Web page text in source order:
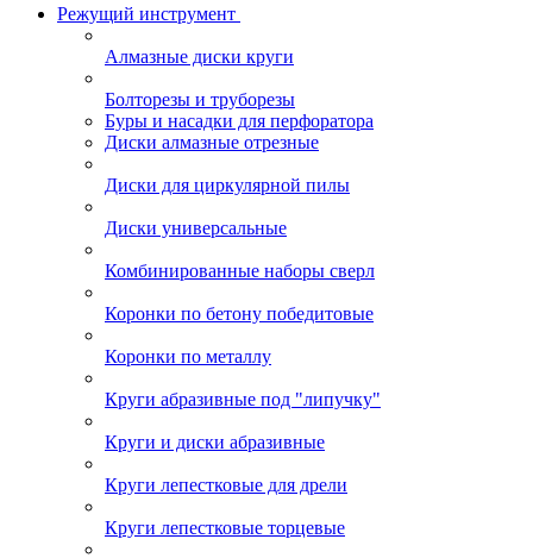
Режущий инструмент
Алмазные диски круги
Болторезы и труборезы
Буры и насадки для перфоратора
Диски алмазные отрезные
Диски для циркулярной пилы
Диски универсальные
Комбинированные наборы сверл
Коронки по бетону победитовые
Коронки по металлу
Круги абразивные под "липучку"
Круги и диски абразивные
Круги лепестковые для дрели
Круги лепестковые торцевые